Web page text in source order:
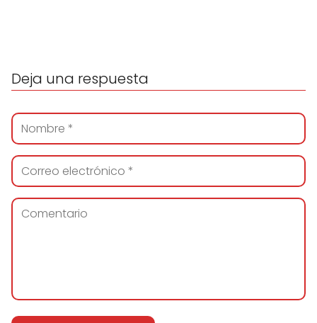
Deja una respuesta